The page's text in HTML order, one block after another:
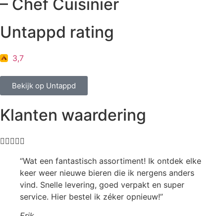
– Chef Cuisinier
Untappd rating
3,7
Bekijk op Untappd
Klanten waardering

“Wat een fantastisch assortiment! Ik ontdek elke
keer weer nieuwe bieren die ik nergens anders
vind. Snelle levering, goed verpakt en super
service. Hier bestel ik zéker opnieuw!”